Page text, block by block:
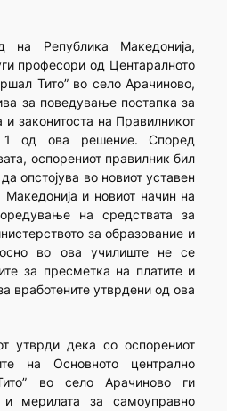
на Република Македонија,
професори од Центаралното
Тито” во село Арачиново,
за поведување постапка за
законитоста на Правилникот
1 од ова решение. Според
оспорениот правилник бил
опстојува во новиот уставен
и новиот начин на
на средствата за
за образование и
во ова училиште не се
за пресметка на платите и
вработените утврдени од ова
утврди дека со оспорениот
на Основното централно
во село Арачиново ги
и мерилата за самоуправно